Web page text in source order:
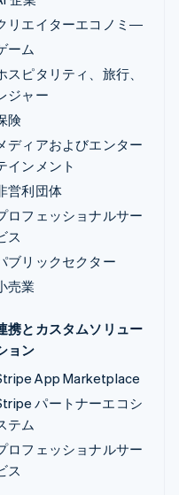
リエイターエコノミ―
ーム
スピタリティ、旅行、
ジャー
険
ディアおよびエンター
インメント
営利団体
ロフェッショナルサー
ス
ブリックセクター
売業
携とカスタムソリュー
ョン
App Marketplace
パートナーエコシ
テム
ロフェッショナルサー
ス